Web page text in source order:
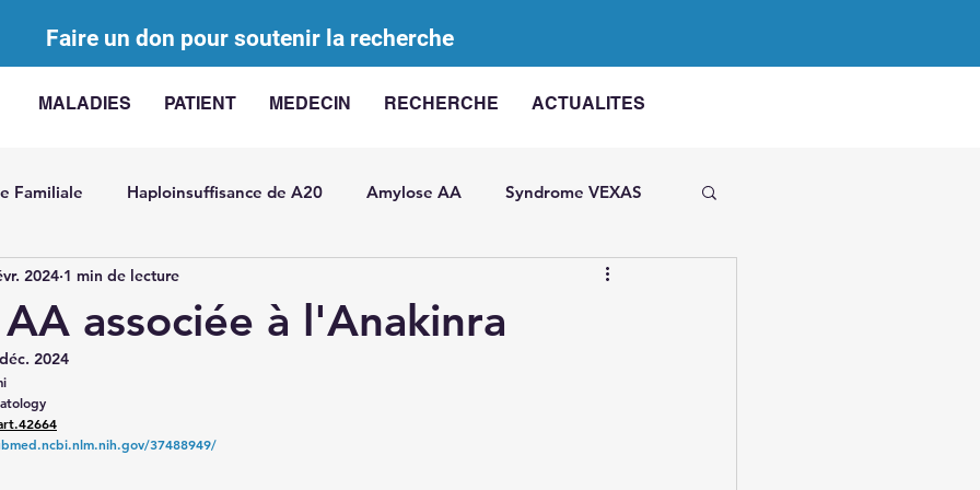
Faire un don pour soutenir la recherche
MALADIES PATIENT MEDECIN RECHERCHE ACTUALITES
Familiale Haploinsuffisance de A20 Amylose AA Syndrome VEXAS
charge des MAI
MAI avec élévation IL-18
récidivante Général
associée à l'Anakinra
2024 1 min de lecture
2024
37488949/